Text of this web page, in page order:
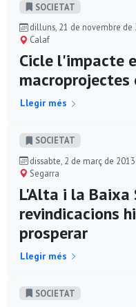
SOCIETAT
dilluns, 21 de novembre de
Calaf
Cicle l'impacte
macroprojectes
Llegir més
SOCIETAT
dissabte, 2 de març de 2013
Segarra
L'Alta i la Baixa
revindicacions
prosperar
Llegir més
SOCIETAT